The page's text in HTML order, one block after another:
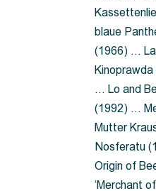
blaue
(1966) …
… Lo and
(1992) …
Mutter
Nosferatu
Origin of
‘Merchant